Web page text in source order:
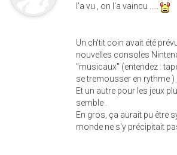
l'a vu , on l'a vaincu .....
Un ch'tit coin avait été
nouvelles consoles
"musicaux" (entendez :
se tremousser en rythme ) ;
Et un autre pour les jeux
semble .
En gros, ça aurait pu être
monde ne s'y précipitait pas